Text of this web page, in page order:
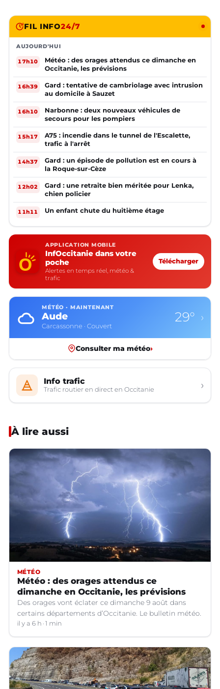
FIL INFO24/7
AUJOURD'HUI
17h10
Météo : des orages attendus ce dimanche en
Occitanie, les prévisions
16h39
Gard : tentative de cambriolage avec intrusion
au domicile à Sauzet
16h10
Narbonne : deux nouveaux véhicules de
secours pour les pompiers
15h17
A75 : incendie dans le tunnel de l'Escalette,
trafic à l'arrêt
14h37
Gard : un épisode de pollution est en cours à
la Roque-sur-Cèze
12h02
Gard : une retraite bien méritée pour Lenka,
chien policier
11h11 Un enfant chute du huitième étage
APPLICATION MOBILE
InfOccitanie dans votre
poche
Alertes en temps réel, météo &
trafic
Télécharger
MÉTÉO · MAINTENANT
Aude
Carcassonne · Couvert
29° ›
Consulter ma météo›
Info trafic
Trafic routier en direct en Occitanie ›
À lire aussi
MÉTÉO
Météo : des orages attendus ce
dimanche en Occitanie, les prévisions
Des orages vont éclater ce dimanche 9 août dans
certains départements d’Occitanie. Le bulletin météo.
il y a 6 h 1 min